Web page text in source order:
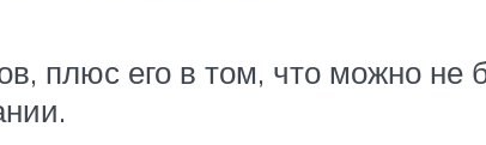
плюс его в том, что можно не